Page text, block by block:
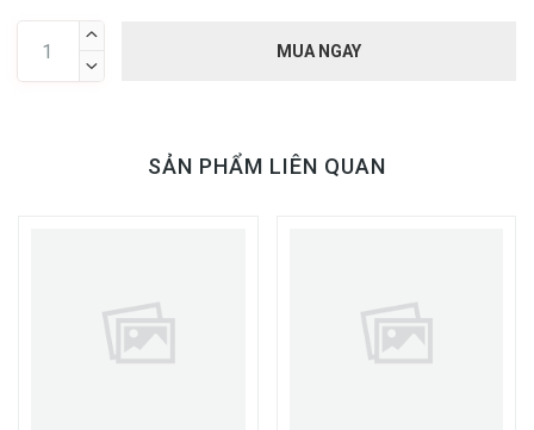


MUA NGAY
SẢN PHẨM LIÊN QUAN